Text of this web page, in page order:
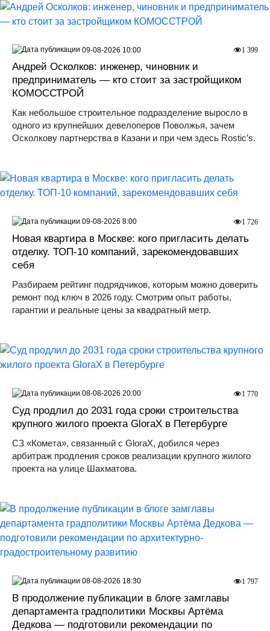
Андрей Осколков: инженер, чиновник и
предприниматель — кто стоит за застройщиком
КОМОССТРОЙ
Как небольшое строительное подразделение выросло в
одного из крупнейших девелоперов Поволжья, зачем
Осколкову партнерства в Казани и при чем здесь Rostic’s.
1 399
09-08-2026 10:00
Новая квартира в Москве: кого пригласить делать
отделку. ТОП-10 компаний, зарекомендовавших
себя
Разбираем рейтинг подрядчиков, которым можно доверить
ремонт под ключ в 2026 году. Смотрим опыт работы,
гарантии и реальные цены за квадратный метр.
1 726
09-08-2026 8:00
Суд продлил до 2031 года сроки строительства
крупного жилого проекта GloraX в Петербурге
СЗ «Комета», связанный с GloraX, добился через
арбитраж продления сроков реализации крупного жилого
проекта на улице Шахматова.
1 770
08-08-2026 20:00
В продолжение публикации в блоге замглавы
департамента градполитики Москвы Артёма
Дедкова — подготовили рекомендации по
1 797
08-08-2026 18:30